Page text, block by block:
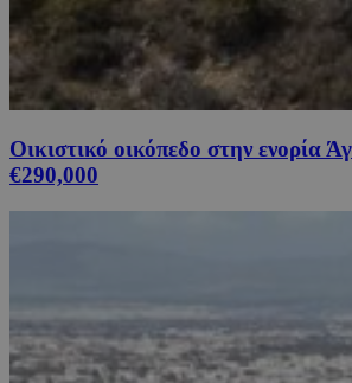
Οικιστικό οικόπεδο στην ενορία
€290,000